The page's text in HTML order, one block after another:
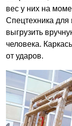
вес у них на
Спецтехника для
выгрузить
человека.
от ударов.